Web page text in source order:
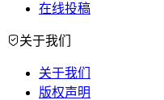
在线投稿
关于我们
关于我们
版权声明